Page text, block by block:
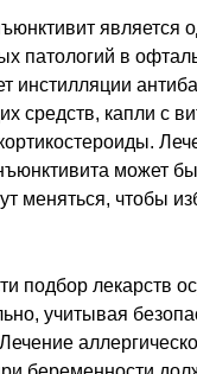
является
патологий в
инстилляции
средств, капли с
может
меняться, чтобы
подбор лекарств
учитывая